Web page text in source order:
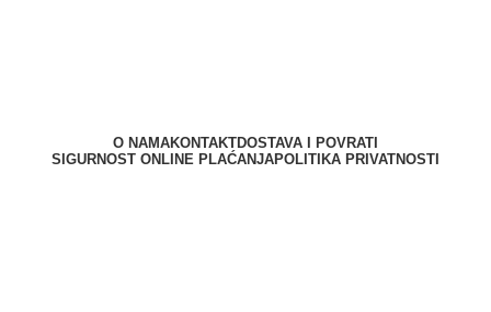
O NAMAKONTAKTDOSTAVA I POVRATI
SIGURNOST ONLINE PLAĆANJAPOLITIKA PRIVATNOSTI